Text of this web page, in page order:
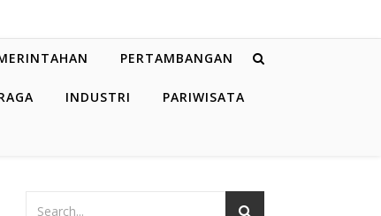
PERTAMBANGAN
INDUSTRI PARIWISATA